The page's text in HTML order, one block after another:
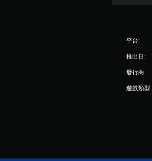
平台:
推出日:
發行商:
遊戲類型: